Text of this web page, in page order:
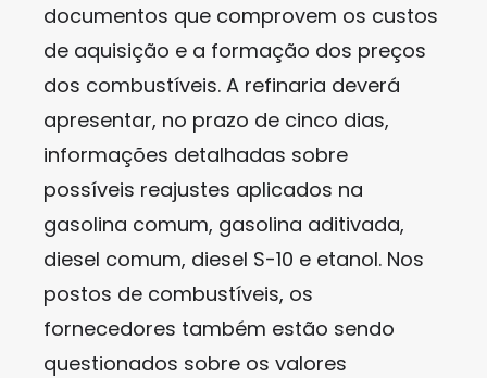
documentos que comprovem os custos
de aquisição e a formação dos preços
dos combustíveis. A refinaria deverá
apresentar, no prazo de cinco dias,
informações detalhadas sobre
possíveis reajustes aplicados na
gasolina comum, gasolina aditivada,
diesel comum, diesel S-10 e etanol. Nos
postos de combustíveis, os
fornecedores também estão sendo
questionados sobre os valores